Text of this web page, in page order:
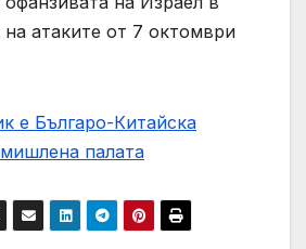
на атаките от 7 октомври
е Българо-Китайска
палaта